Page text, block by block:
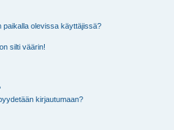
paikalla olevissa käyttäjissä?
silti väärin!
kirjautumaan?